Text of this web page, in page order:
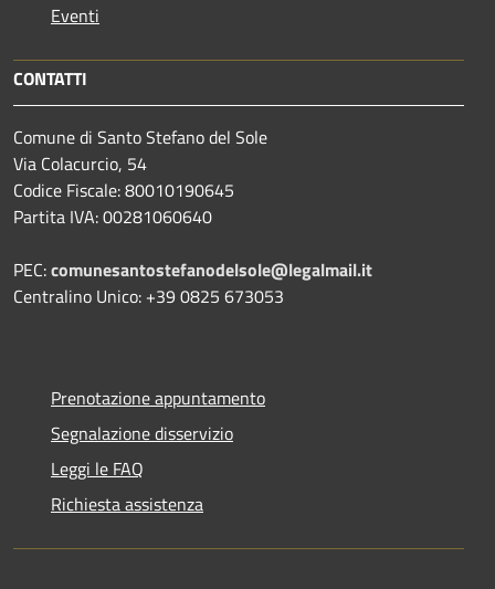
Eventi
CONTATTI
Comune di Santo Stefano del Sole
Via Colacurcio, 54
Codice Fiscale: 80010190645
Partita IVA: 00281060640
PEC:comunesantostefanodelsole@legalmail.it
Centralino Unico: +39 0825 673053
Prenotazione appuntamento
Segnalazione disservizio
Leggi le FAQ
Richiesta assistenza